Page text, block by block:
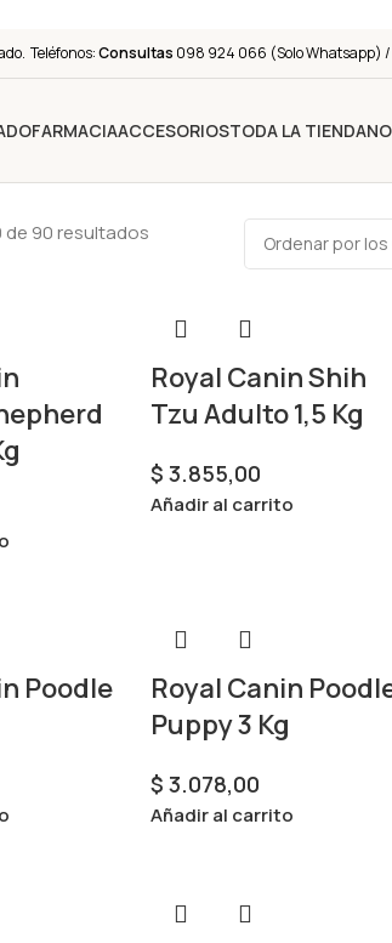
Teléfonos:Consultas 098 924 066 (Solo Whatsapp) /
FARMACIAACCESORIOSTODA LA TIENDA
de 90 resultados
Royal Canin Shih
Tzu Adulto 1,5 Kg
$ 3.855,00
Añadir al carrito
Poodle
Royal Canin
Puppy 3 Kg
$ 3.078,00
Añadir al carrito